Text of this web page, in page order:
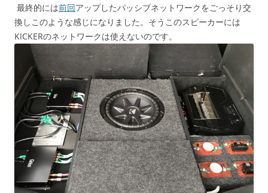
最終的には前回アップしたパッシブネットワークをごっそり交
換しこのような感じになりました。そうこのスピーカーには
KICKERのネットワークは使えないのです。